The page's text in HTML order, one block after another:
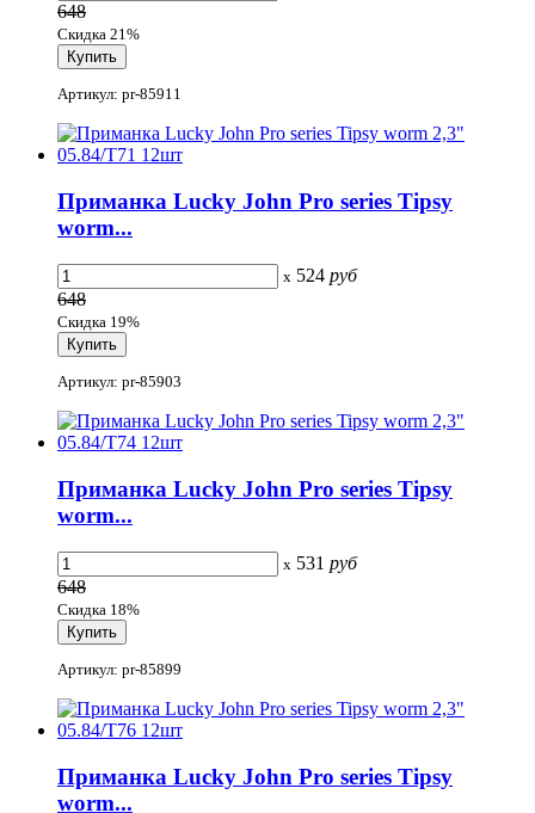
648
Скидка 21%
Артикул: pr-85911
Приманка Lucky John Pro series Tipsy
worm...
x 524 руб
648
Скидка 19%
Артикул: pr-85903
Приманка Lucky John Pro series Tipsy
worm...
x 531 руб
648
Скидка 18%
Артикул: pr-85899
Приманка Lucky John Pro series Tipsy
worm...